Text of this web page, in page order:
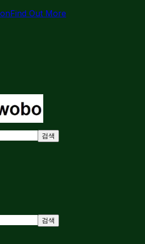
Find Out More
검색
검색